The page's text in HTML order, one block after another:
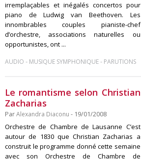
irremplaçables et inégalés concertos pour
piano de Ludwig van Beethoven. Les
innombrables couples pianiste-chef
d’orchestre, associations naturelles ou
opportunistes, ont ...
AUDIO - MUSIQUE SYMPHONIQUE- PARUTIONS
Le romantisme selon Christian
Zacharias
ParAlexandra Diaconu - 19/01/2008
Orchestre de Chambre de Lausanne C’est
autour de 1830 que Christian Zacharias a
construit le programme donné cette semaine
avec son Orchestre de Chambre de